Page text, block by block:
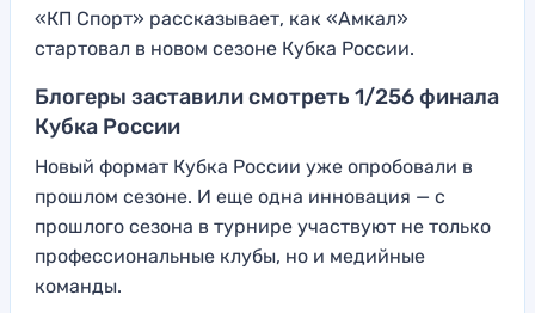
«КП Спорт» рассказывает, как «Амкал»
стартовал в новом сезоне Кубка России.
Блогеры заставили смотреть 1/256 финала
Кубка России
Новый формат Кубка России уже опробовали в
прошлом сезоне. И еще одна инновация — с
прошлого сезона в турнире участвуют не только
профессиональные клубы, но и медийные
команды.